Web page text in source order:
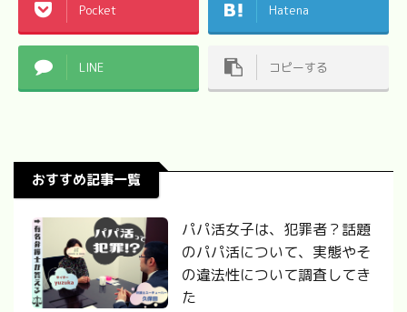
Pocket Hatena
LINE コピーする
おすすめ記事一覧
パパ活女子は、犯罪者？話題
のパパ活について、実態やそ
の違法性について調査してき
た